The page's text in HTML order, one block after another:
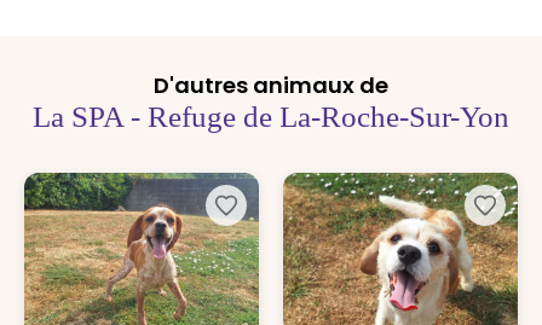
D'autres animaux de
La SPA - Refuge de La-Roche-Sur-Yon